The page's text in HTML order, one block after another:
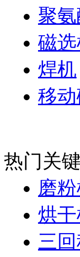
聚
磁
焊机
移
热门关
磨
烘
三